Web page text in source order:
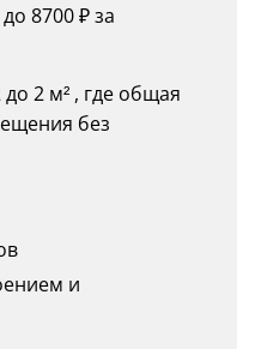
8700 ₽ за
2 м² , где общая
без
и